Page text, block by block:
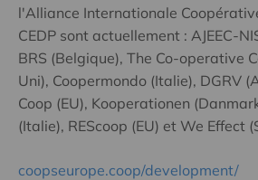
l'Alliance Internationale
CEDP sont actuellement : AJEEC-
BRS (Belgique), The Co-operative
Uni), Coopermondo (Italie), DGRV
Coop (EU), Kooperationen
(Italie), REScoop (EU) et We Effect
coopseurope.coop/development/